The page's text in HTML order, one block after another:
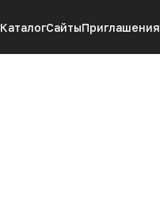
КаталогСайтыПриглашения